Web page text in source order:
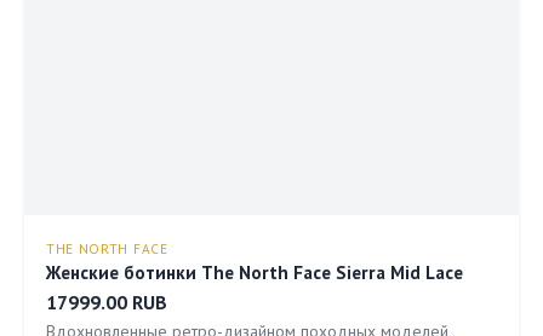
THE NORTH FACE
Женские ботинки The North Face Sierra Mid Lace
17999.00 RUB
Вдохновленные ретро-дизайном походных моделей,